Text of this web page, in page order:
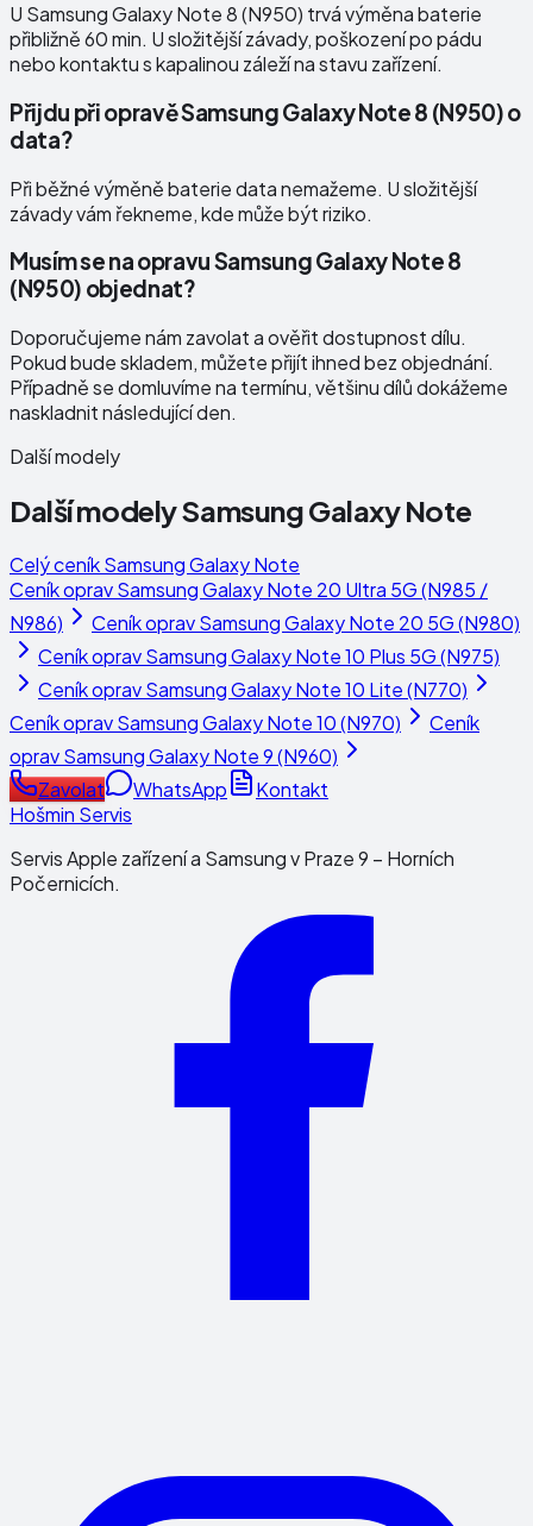
U Samsung Galaxy Note 8 (N950) trvá výměna baterie
přibližně 60 min. U složitější závady, poškození po pádu
nebo kontaktu s kapalinou záleží na stavu zařízení.
Přijdu při opravě Samsung Galaxy Note 8 (N950) o
data?
Při běžné výměně baterie data nemažeme. U složitější
závady vám řekneme, kde může být riziko.
Musím se na opravu Samsung Galaxy Note 8
(N950) objednat?
Doporučujeme nám zavolat a ověřit dostupnost dílu.
Pokud bude skladem, můžete přijít ihned bez objednání.
Případně se domluvíme na termínu, většinu dílů dokážeme
naskladnit následující den.
Další modely
Další modelySamsung Galaxy Note
Celý ceníkSamsung Galaxy Note
Ceník opravSamsung Galaxy Note 20 Ultra 5G (N985 /
N986)
Ceník opravSamsung Galaxy Note 20 5G (N980)
Ceník opravSamsung Galaxy Note 10 Plus 5G (N975)
Ceník opravSamsung Galaxy Note 10 Lite (N770)
Ceník opravSamsung Galaxy Note 10 (N970)
Ceník
opravSamsung Galaxy Note 9 (N960)
Zavolat
WhatsApp
Kontakt
Hošmin Servis
Servis Apple zařízení a Samsung v Praze 9 – Horních
Počernicích.